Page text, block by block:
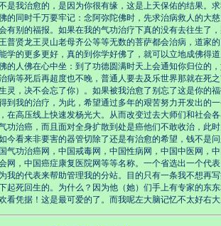
是我治愈的，是因为你很有缘，这是上天保佑的结果。
的同时千万要牢记：念阿弥陀佛时，先求治病救人的大
有别的福报。如果在我的气功治疗下真的没有去往生了
普贤龙王灵山老母齐公等等无数的菩萨都会治病，道家
学的更多更好，真的到你学好佛了，就可以立地成佛得
的人佛在心中坐：到了功德圆满时天上会通知你归位的
病等死后再超度也不晚，普通人要去及乐世界那就在死
灵，决不会忘了你）。如果被我治愈了别忘了这是你的
到我的治疗，为此，希望通过多年的艰苦努力开发出的
在高压线上快速发杨光大。从而改变过去大师们和社会
功治癌，而且面对全身扩散到处是癌他们不敢收治，此
今看来非要害的器管切除了还是有治愈的希望，钱不是
气功治癌网，中国戒毒网，中国性病网，中国中医网，
网，中国癌症康复医院网等等名称。一个省选出一个代
我的代表来帮助管理我的分站。目的只有一条我不想再
起死回生的。为什么？因为他（她）们手上有专家的东
看凭据！这是最可爱的了。而我呢左大脑记忆不太好右